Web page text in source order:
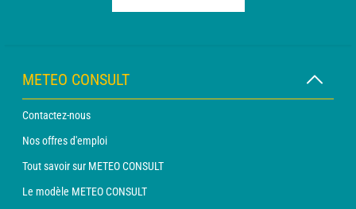
METEO CONSULT
Contactez-nous
Nos offres d'emploi
Tout savoir sur METEO CONSULT
Le modèle METEO CONSULT